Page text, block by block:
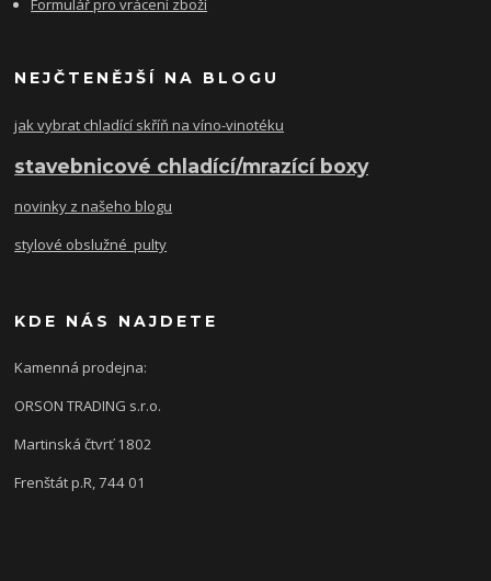
Formulář pro vrácení zboží
NEJČTENĚJŠÍ NA BLOGU
jak vybrat chladící skříň na víno-vinotéku
stavebnicové chladící/mrazící boxy
novinky z našeho blogu
stylové obslužné pulty
KDE NÁS NAJDETE
Kamenná prodejna:
ORSON TRADING s.r.o.
Martinská čtvrť 1802
Frenštát p.R, 744 01